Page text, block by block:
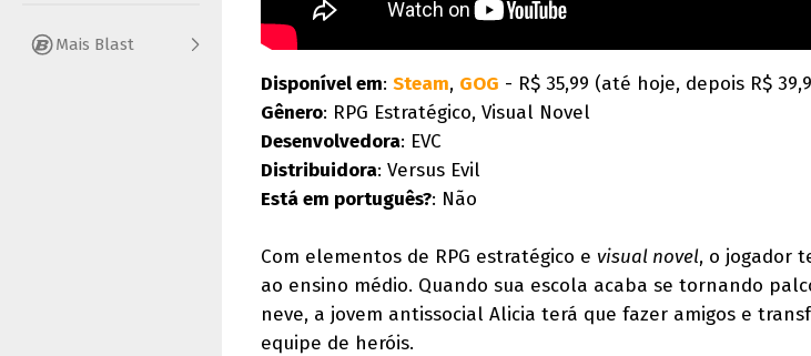
Mais Blast
Disponível em: Steam, GOG - R$ 35,99 (até hoje, depois R$
Gênero: RPG Estratégico, Visual Novel
Desenvolvedora: EVC
Distribuidora: Versus Evil
Está em português?: Não
Com elementos de RPG estratégico e visual novel, o jogador
ao ensino médio. Quando sua escola acaba se tornando
neve, a jovem antissocial Alicia terá que fazer amigos e
equipe de heróis.